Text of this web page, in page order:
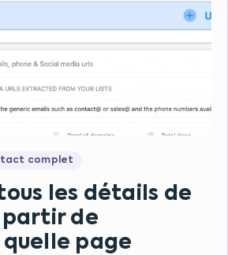
complet
les détails de
de
page